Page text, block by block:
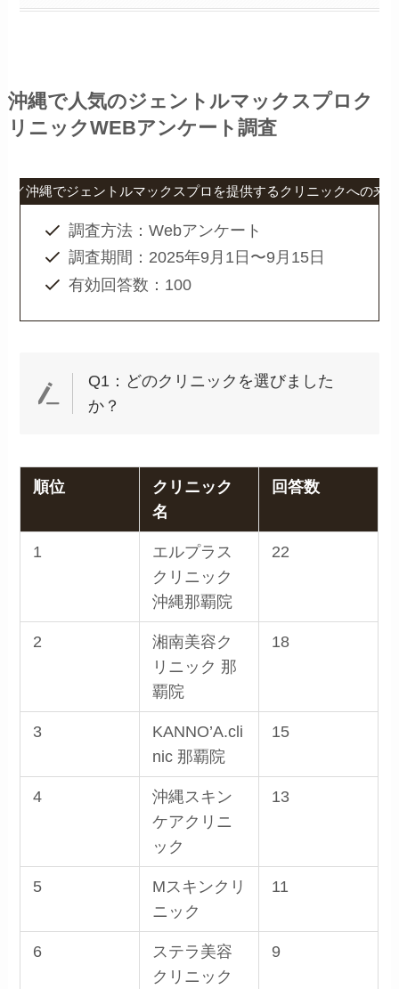
沖縄で人気のジェントルマックスプロク
リニックWEBアンケート調査
／沖縄でジェントルマックスプロを提供するクリニックへの来
調査方法：Webアンケート
調査期間：2025年9月1日〜9月15日
有効回答数：100
Q1：どのクリニックを選びました
か？
順位
クリニック
名
回答数
1
エルプラス
クリニック
沖縄那覇院
22
2
湘南美容ク
リニック 那
覇院
18
3
KANNO’A.cli
nic 那覇院
15
4
沖縄スキン
ケアクリニ
ック
13
5
Mスキンクリ
ニック
11
6
ステラ美容
クリニック
9